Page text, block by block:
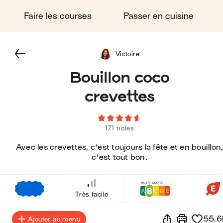
Faire les courses Passer en cuisine
Bouillon coco
crevettes
171 notes
Avec les crevettes, c'est toujours la fête et en bouillon,
c'est tout bon.
Victoire
Très facile
Ajouter au menu